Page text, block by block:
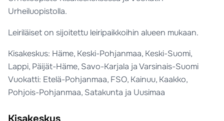
Urheiluopistolla.
Leiriläiset on sijoitettu leiripaikkoihin alueen mukaan.
Kisakeskus: Häme, Keski-Pohjanmaa, Keski-Suomi,
Lappi, Päijät-Häme, Savo-Karjala ja Varsinais-Suomi
Vuokatti: Etelä-Pohjanmaa, FSO, Kainuu, Kaakko,
Pohjois-Pohjanmaa, Satakunta ja Uusimaa
Kisakeskus